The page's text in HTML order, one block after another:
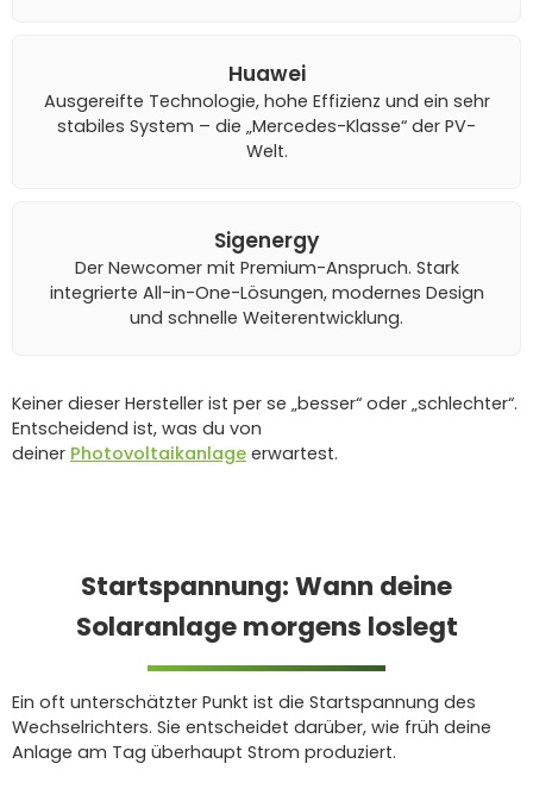
Huawei
Ausgereifte Technologie, hohe Effizienz und ein sehr
stabiles System – die „Mercedes-Klasse“ der PV-
Welt.
Sigenergy
Der Newcomer mit Premium-Anspruch. Stark
integrierte All-in-One-Lösungen, modernes Design
und schnelle Weiterentwicklung.
Keiner dieser Hersteller ist per se „besser“ oder „schlechter“.
Entscheidend ist, was du von
deiner Photovoltaikanlage erwartest.
Startspannung: Wann deine
Solaranlage morgens loslegt
Ein oft unterschätzter Punkt ist die Startspannung des
Wechselrichters. Sie entscheidet darüber, wie früh deine
Anlage am Tag überhaupt Strom produziert.